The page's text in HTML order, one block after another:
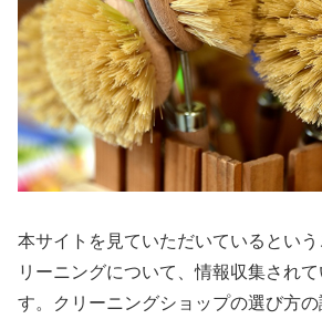
本サイトを見ていただいているとい
リーニングについて、情報収集され
す。クリーニングショップの選び方の